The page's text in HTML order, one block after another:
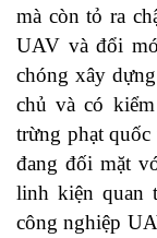
mà còn tỏ ra
UAV và đổi
chóng xây
chủ và có
trừng phạt
đang đối mặt
linh kiện quan
công nghiệp